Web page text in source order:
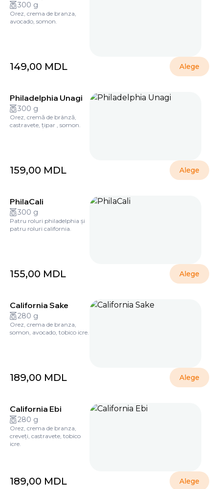
300 g
Orez, crema de branza,
avocado, somon.
149,00 MDL Alege
Philadelphia Unagi
300 g
Orez, cremă de brânză,
castravete, țipar , somon.
159,00 MDL Alege
PhilaCali
300 g
Patru roluri philadelphia și
patru roluri california.
155,00 MDL Alege
California Sake
280 g
Orez, crema de branza,
somon, avocado, tobico icre.
189,00 MDL Alege
California Ebi
280 g
Orez, crema de branza,
creveți, castravete, tobico
icre.
189,00 MDL Alege